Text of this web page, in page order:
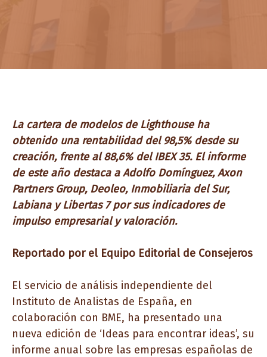
La cartera de modelos de Lighthouse ha
obtenido una rentabilidad del 98,5% desde su
creación, frente al 88,6% del IBEX 35. El informe
de este año destaca a Adolfo Domínguez, Axon
Partners Group, Deoleo, Inmobiliaria del Sur,
Labiana y Libertas 7 por sus indicadores de
impulso empresarial y valoración.
Reportado por el Equipo Editorial de Consejeros
El servicio de análisis independiente del
Instituto de Analistas de España, en
colaboración con BME, ha presentado una
nueva edición de ‘Ideas para encontrar ideas’, su
informe anual sobre las empresas españolas de